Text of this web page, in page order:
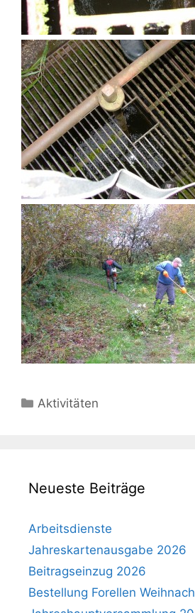
Kategorien
Aktivitäten
Neueste Beiträge
Arbeitsdienste
Jahreskartenausgabe 2026
Beitragseinzug 2026
Bestellung Forellen